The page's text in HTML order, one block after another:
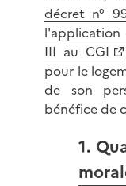
décret n°
l'application
III au CGI
pour le
de son
bénéfice de
1.